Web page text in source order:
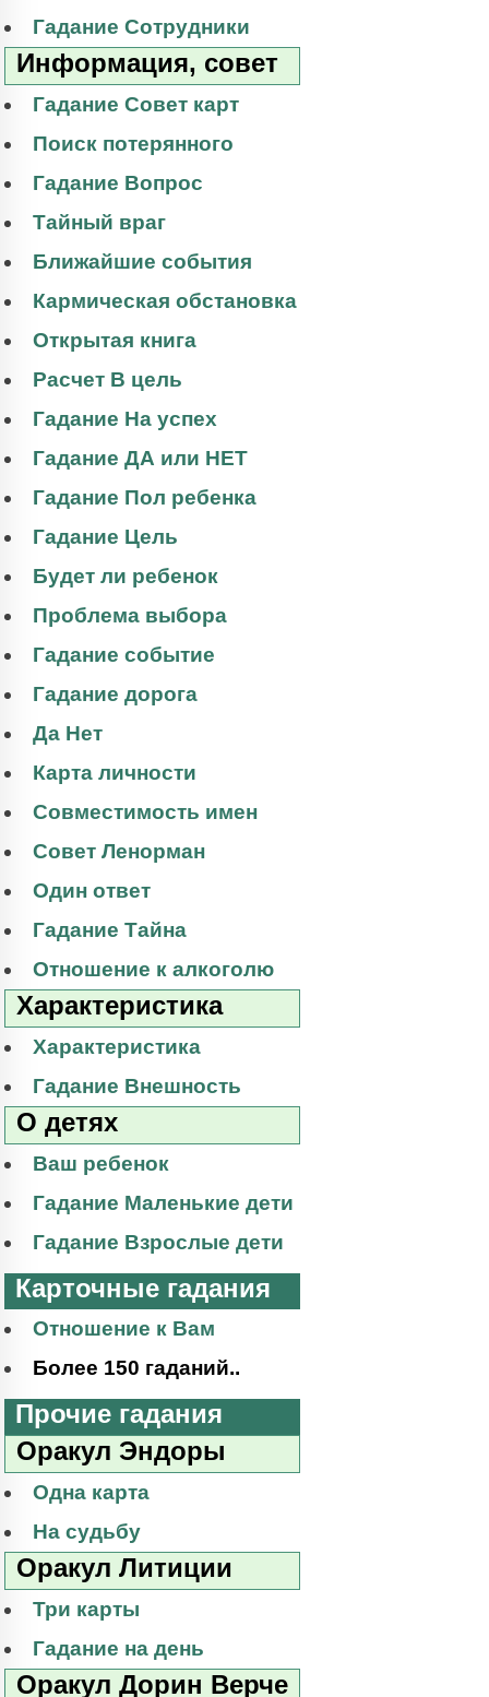
Гадание Сотрудники
Информация, совет
Гадание Совет карт
Поиск потерянного
Гадание Вопрос
Тайный враг
Ближайшие события
Кармическая обстановка
Открытая книга
Расчет В цель
Гадание На успех
Гадание ДА или НЕТ
Гадание Пол ребенка
Гадание Цель
Будет ли ребенок
Проблема выбора
Гадание событие
Гадание дорога
Да Нет
Карта личности
Совместимость имен
Совет Ленорман
Один ответ
Гадание Тайна
Отношение к алкоголю
Характеристика
Характеристика
Гадание Внешность
О детях
Ваш ребенок
Гадание Маленькие дети
Гадание Взрослые дети
Карточные гадания
Отношение к Вам
Более 150 гаданий..
Прочие гадания
Оракул Эндоры
Одна карта
На судьбу
Оракул Литиции
Три карты
Гадание на день
Оракул Дорин Верче